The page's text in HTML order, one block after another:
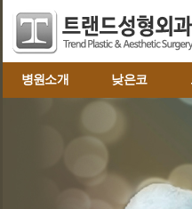
병원소개 낮은코